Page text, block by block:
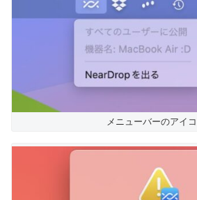
メニューバーのアイ